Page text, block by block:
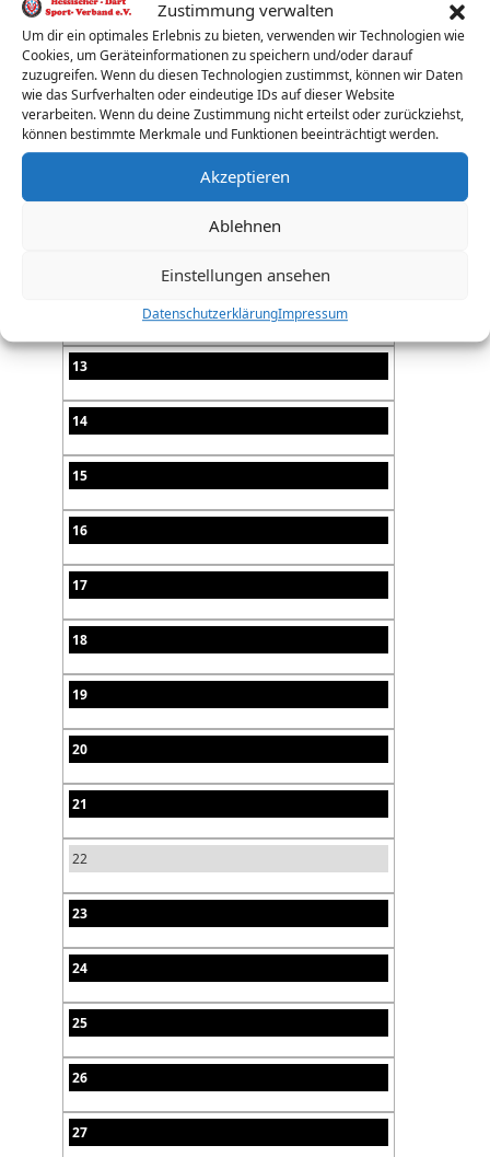
Zustimmung verwalten
Um dir ein optimales Erlebnis zu bieten, verwenden wir Technologien wie
Cookies, um Geräteinformationen zu speichern und/oder darauf
zuzugreifen. Wenn du diesen Technologien zustimmst, können wir Daten
wie das Surfverhalten oder eindeutige IDs auf dieser Website
verarbeiten. Wenn du deine Zustimmung nicht erteilst oder zurückziehst,
können bestimmte Merkmale und Funktionen beeinträchtigt werden.
Akzeptieren
Ablehnen
Einstellungen ansehen
DatenschutzerklärungImpressum
07
08
10
13
14
15
16
17
18
19
20
21
22
23
24
25
26
27